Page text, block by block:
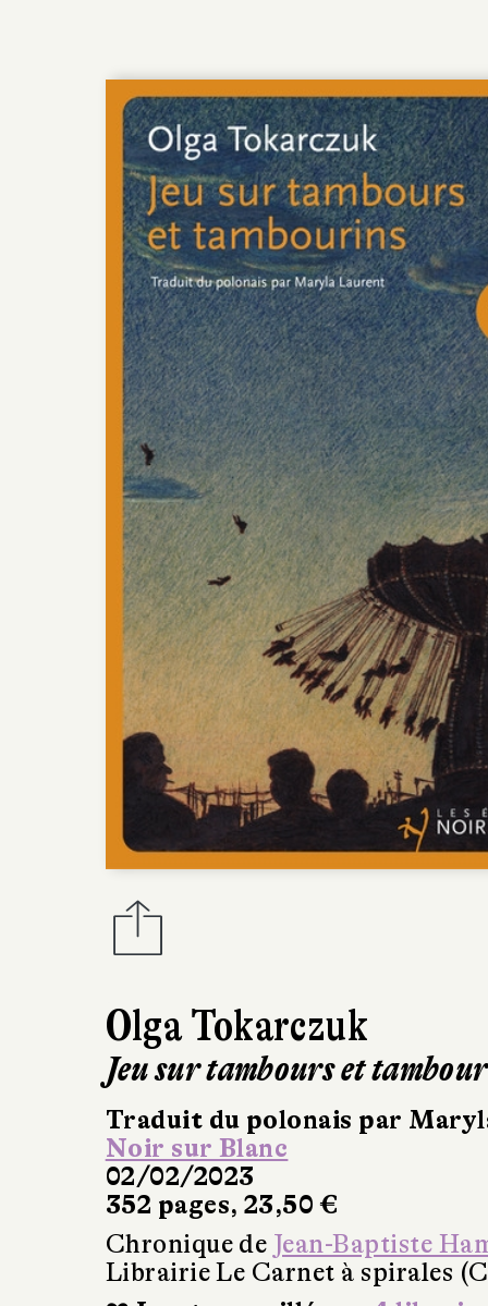
Olga Tokarczuk
Jeu sur tambours et
Traduit du polonais par
Noir sur Blanc
02/02/2023
352 pages, 23,50 €
Chronique de Jean-Baptiste
Librairie Le Carnet à spirales